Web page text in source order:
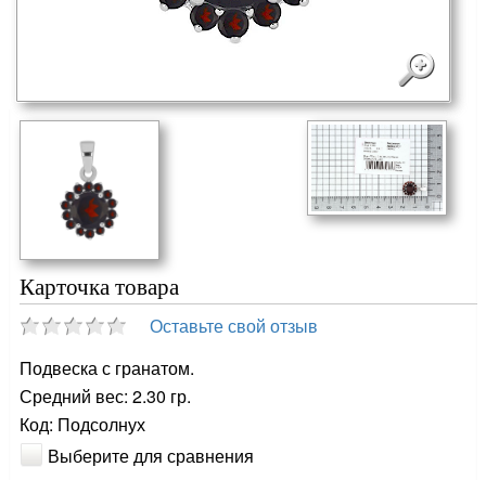
Карточка товара
Оставьте свой отзыв
Подвеска с гранатом.
Средний вес: 2.30 гр.
Код: Подсолнух
Выберите для сравнения